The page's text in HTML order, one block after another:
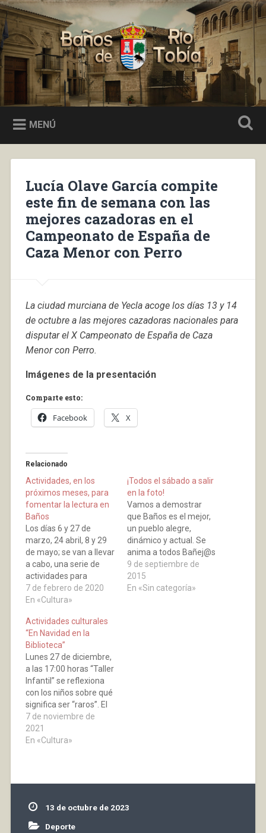
Saltar
al
contenido
Buscar
Baños de Río Tobía
MENÚ
Lucía Olave García compite
este fin de semana con las
mejores cazadoras en el
Campeonato de España de
Caza Menor con Perro
La ciudad murciana de Yecla acoge los días 13 y 14
de octubre a las mejores cazadoras nacionales para
disputar el X Campeonato de España de Caza
Menor con Perro.
Imágenes de la presentación
Comparte esto:
Facebook X
Relacionado
Actividades, en los
próximos meses, para
fomentar la lectura en
Baños
Los días 6 y 27 de
marzo, 24 abril, 8 y 29
de mayo; se van a llevar
a cabo, una serie de
actividades para
fomentar la lectura con
el título de “Perros y
mismas los peques
leerán cuentos a ese
amigo tan especial que
suele ser…
7 de febrero de 2020
En «Cultura»
¡Todos el sábado a salir
en la foto!
Vamos a demostrar
que Baños es el mejor,
un pueblo alegre,
dinámico y actual. Se
anima a todos Bañej@s
a que acudan a la plaza
el sábado 12 de
septiembre a las 13:30
9 de septiembre de
2015
En «Sin categoría»
Actividades culturales
“En Navidad en la
Biblioteca”
Lunes 27 de diciembre,
a las 17:00 horas “Taller
Infantil” se reflexiona
con los niños sobre qué
significa ser “raros”. El
objetivo principal es
reforzar la autoestima
de los niños y ayudarlos
7 de noviembre de
2021
En «Cultura»
13 de octubre de 2023
Deporte